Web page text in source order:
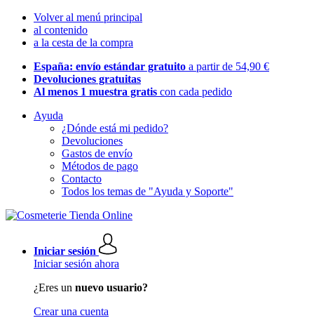
Volver al menú principal
al contenido
a la cesta de la compra
España: envío estándar gratuito a partir de 54,90 €
Devoluciones gratuitas
Al menos 1 muestra gratis con cada pedido
Ayuda
¿Dónde está mi pedido?
Devoluciones
Gastos de envío
Métodos de pago
Contacto
Todos los temas de "Ayuda y Soporte"
Iniciar sesión
Iniciar sesión ahora
¿Eres un nuevo usuario?
Crear una cuenta